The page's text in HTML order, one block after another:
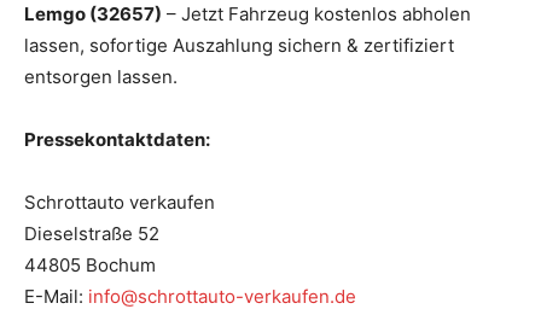
Lemgo (32657) – Jetzt Fahrzeug kostenlos abholen
lassen, sofortige Auszahlung sichern & zertifiziert
entsorgen lassen.
Pressekontaktdaten:
Schrottauto verkaufen
Dieselstraße 52
44805 Bochum
E-Mail: info@schrottauto-verkaufen.de